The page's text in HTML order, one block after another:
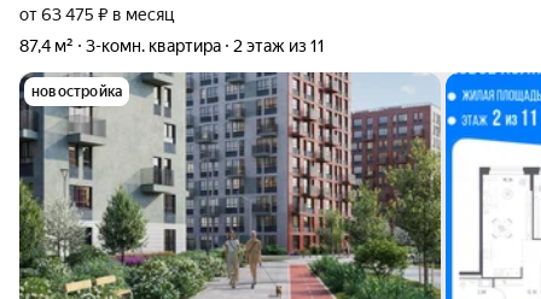
от 63 475 ₽ в месяц
87,4 м²
3-комн. квартира 2 этаж из 11
новостройка